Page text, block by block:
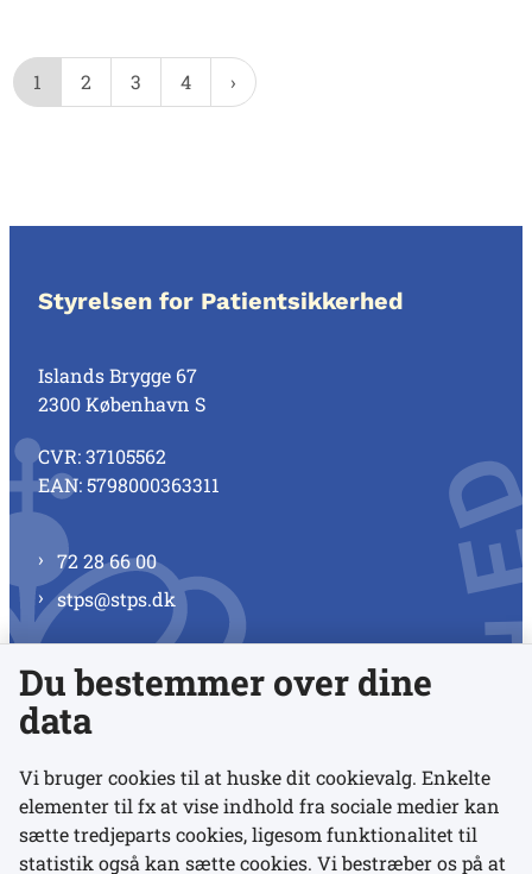
1 2 3 4
Styrelsen for Patientsikkerhed
Islands Brygge 67
2300 København S
CVR: 37105562
EAN: 5798000363311
72 28 66 00
stps@stps.dk
Se alle kontaktnumre
Links
Du bestemmer over dine
data
Vi bruger cookies til at huske dit cookievalg. Enkelte
elementer til fx at vise indhold fra sociale medier kan
sætte tredjeparts cookies, ligesom funktionalitet til
statistik også kan sætte cookies. Vi bestræber os på at